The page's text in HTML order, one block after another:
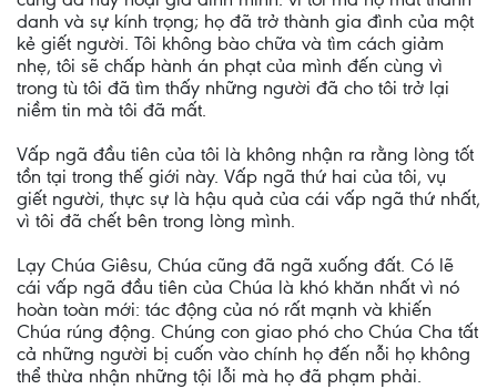
danh và sự kính trọng; họ đã trở thành gia đình của một
kẻ giết người. Tôi không bào chữa và tìm cách giảm
nhẹ, tôi sẽ chấp hành án phạt của mình đến cùng vì
trong tù tôi đã tìm thấy những người đã cho tôi trở lại
niềm tin mà tôi đã mất.
Vấp ngã đầu tiên của tôi là không nhận ra rằng lòng tốt
tồn tại trong thế giới này. Vấp ngã thứ hai của tôi, vụ
giết người, thực sự là hậu quả của cái vấp ngã thứ nhất,
vì tôi đã chết bên trong lòng mình.
Lạy Chúa Giêsu, Chúa cũng đã ngã xuống đất. Có lẽ
cái vấp ngã đầu tiên của Chúa là khó khăn nhất vì nó
hoàn toàn mới: tác động của nó rất mạnh và khiến
Chúa rúng động. Chúng con giao phó cho Chúa Cha tất
cả những người bị cuốn vào chính họ đến nỗi họ không
thể thừa nhận những tội lỗi mà họ đã phạm phải.